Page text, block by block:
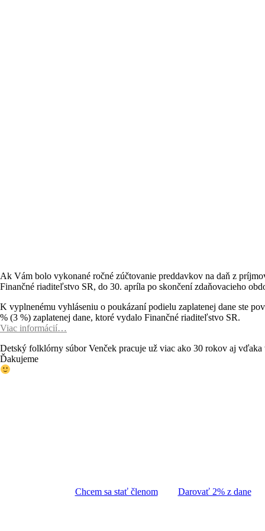
Ak Vám bolo vykonané ročné zúčtovanie preddavkov na daň z
Finančné riaditeľstvo SR, do 30. apríla po skončení zdaňovacieho
K vyplnenému vyhláseniu o poukázaní podielu zaplatenej dane ste
% (3 %) zaplatenej dane, ktoré vydalo Finančné riaditeľstvo SR.
Viac informácií…
Detský folklórny súbor Venček pracuje už viac ako 30 rokov aj vďaka
Ďakujeme
Chcem sa stať členom Darovať 2% z dane